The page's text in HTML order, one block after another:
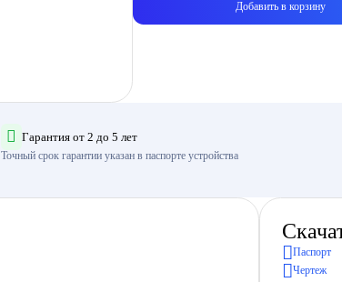
Добавить в корзину
Гарантия от 2 до 5 лет
Точный срок гарантии указан в паспорте устройства
Паспорт
Чертеж